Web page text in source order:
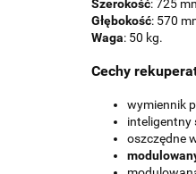
Szerokość: 725
Głębokość: 570
Waga: 50 kg.
Cechy
wymiennik
inteligentny
oszczędne